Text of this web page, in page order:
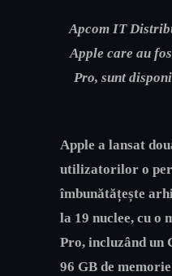
Apcom IT
Apple care au
Pro, sunt
Apple a lansat
utilizatorilor o
îmbunătățește
la 19 nuclee, cu o
Pro, incluzând un
96 GB de